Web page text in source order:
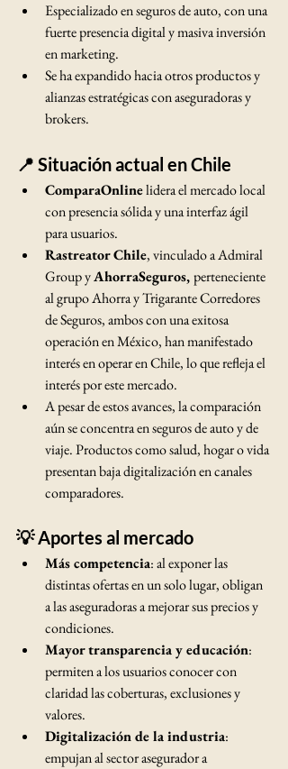
Especializado en seguros de auto, con una
fuerte presencia digital y masiva inversión
en marketing.
Se ha expandido hacia otros productos y
alianzas estratégicas con aseguradoras y
brokers.
📍 Situación actual en Chile
ComparaOnline lidera el mercado local
con presencia sólida y una interfaz ágil
para usuarios.
Rastreator Chile, vinculado a Admiral
Group y AhorraSeguros, perteneciente
al grupo Ahorra y Trigarante Corredores
de Seguros, ambos con una exitosa
operación en México, han manifestado
interés en operar en Chile, lo que refleja el
interés por este mercado.
A pesar de estos avances, la comparación
aún se concentra en seguros de auto y de
viaje. Productos como salud, hogar o vida
presentan baja digitalización en canales
comparadores.
💡 Aportes al mercado
Más competencia: al exponer las
distintas ofertas en un solo lugar, obligan
a las aseguradoras a mejorar sus precios y
condiciones.
Mayor transparencia y educación:
permiten a los usuarios conocer con
claridad las coberturas, exclusiones y
valores.
Digitalización de la industria:
empujan al sector asegurador a